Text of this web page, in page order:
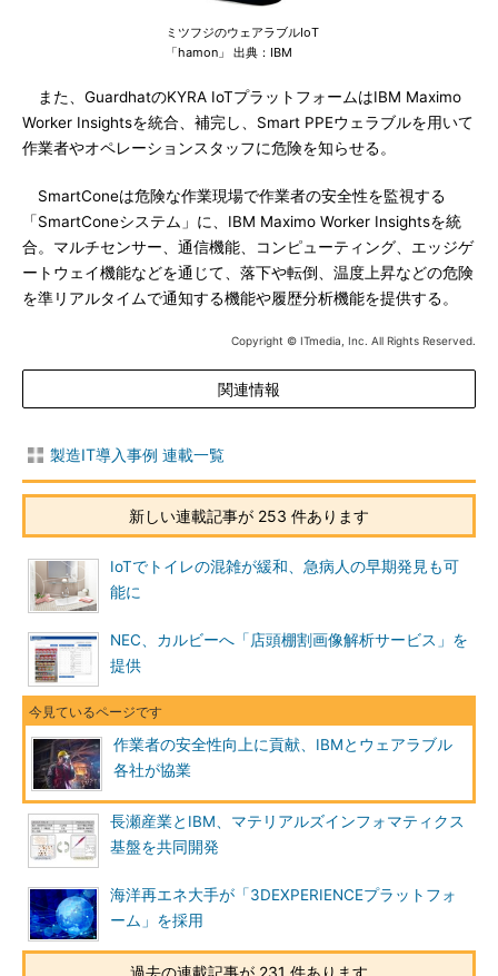
ミツフジのウェアラブルIoT
「hamon」 出典：IBM
また、GuardhatのKYRA IoTプラットフォームはIBM Maximo
Worker Insightsを統合、補完し、Smart PPEウェラブルを用いて
作業者やオペレーションスタッフに危険を知らせる。
SmartConeは危険な作業現場で作業者の安全性を監視する
「SmartConeシステム」に、IBM Maximo Worker Insightsを統
合。マルチセンサー、通信機能、コンピューティング、エッジゲ
ートウェイ機能などを通じて、落下や転倒、温度上昇などの危険
を準リアルタイムで通知する機能や履歴分析機能を提供する。
Copyright © ITmedia, Inc. All Rights Reserved.
関連情報
製造IT導入事例 連載一覧
新しい連載記事が 253 件あります
IoTでトイレの混雑が緩和、急病人の早期発見も可
能に
NEC、カルビーへ「店頭棚割画像解析サービス」を
提供
作業者の安全性向上に貢献、IBMとウェアラブル
各社が協業
長瀬産業とIBM、マテリアルズインフォマティクス
基盤を共同開発
海洋再エネ大手が「3DEXPERIENCEプラットフォ
ーム」を採用
過去の連載記事が 231 件あります